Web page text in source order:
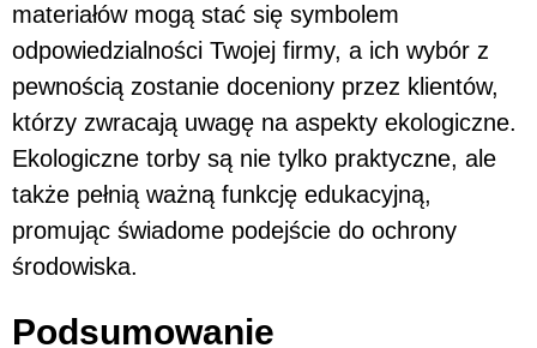
materiałów mogą stać się symbolem
odpowiedzialności Twojej firmy, a ich wybór z
pewnością zostanie doceniony przez klientów,
którzy zwracają uwagę na aspekty ekologiczne.
Ekologiczne torby są nie tylko praktyczne, ale
także pełnią ważną funkcję edukacyjną,
promując świadome podejście do ochrony
środowiska.
Podsumowanie